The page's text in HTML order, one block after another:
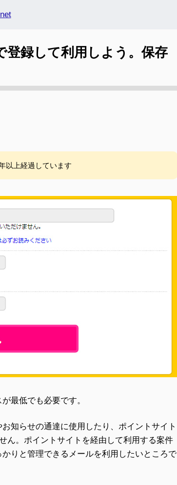
録して利用しよう。保存
以上経過しています
最低でも必要です。
知らせの通達に使用したり、ポイントサイト
ん。ポイントサイトを経由して利用する案件
りと管理できるメールを利用したいところで